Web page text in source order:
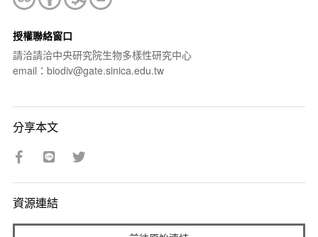
授權聯絡窗口
請洽請洽中央研究院生物多樣性研究中心
email：biodiv@gate.sinica.edu.tw
分享本文
資源連結